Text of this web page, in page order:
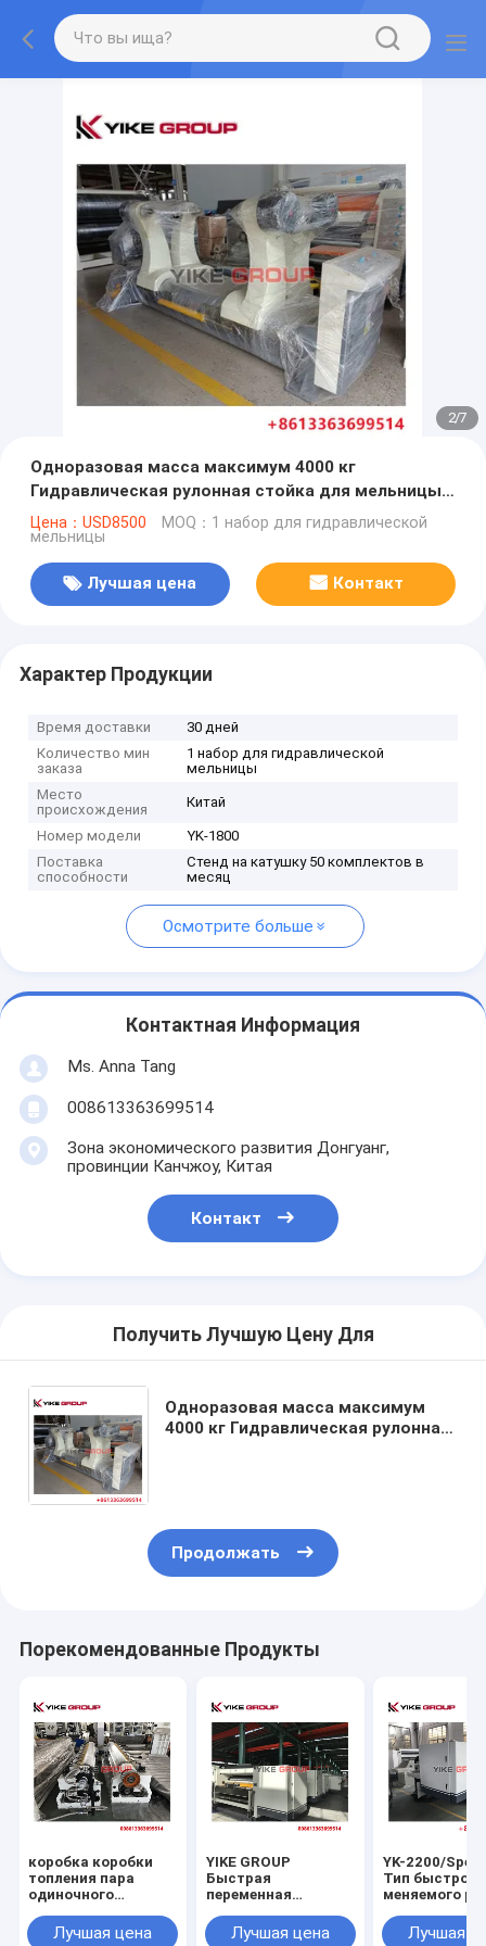
2/7
Одноразовая масса максимум 4000 кг
Гидравлическая рулонная стойка для мельницы,
используемая для 3/5/7 линий производства
гофрированной картонной бумаги
Цена：USD8500 MOQ：1 набор для гидравлической
мельницы
Лучшая цена Контакт
Характер Продукции
Время доставки
30 дней
Количество мин
заказа
1 набор для гидравлической
мельницы
Место
происхождения
Китай
Номер модели
YK-1800
Поставка
способности
Стенд на катушку 50 комплектов в
месяц
Осмотрите больше
Контактная Информация
Ms. Anna Tang
008613363699514
Зона экономического развития Донгуанг,
провинции Канчжоу, Китая
Контакт
Получить Лучшую Цену Для
Одноразовая масса максимум
4000 кг Гидравлическая рулонная
Продолжать
Порекомендованные Продукты
коробка коробки
топления пара
одиночного
кассеты 360E делая
Лучшая цена
YIKE GROUP
Быстрая
переменная
типа 150 м/мин с
Лучшая цена
YK-2200/
Тип быстро
меняемого
Лучшая